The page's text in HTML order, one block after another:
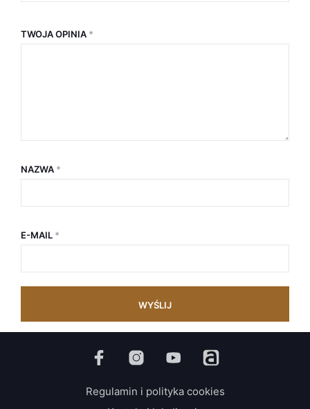
TWOJA OPINIA *
NAZWA *
E-MAIL *
Regulamin i polityka cookies